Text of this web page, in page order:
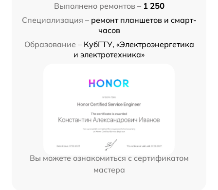
Выполнено ремонтов – 1 250
Специализация – ремонт планшетов и смарт-
часов
Образование – КубГТУ, «Электроэнергетика
и электротехника»
Вы можете ознакомиться с сертификатом
мастера